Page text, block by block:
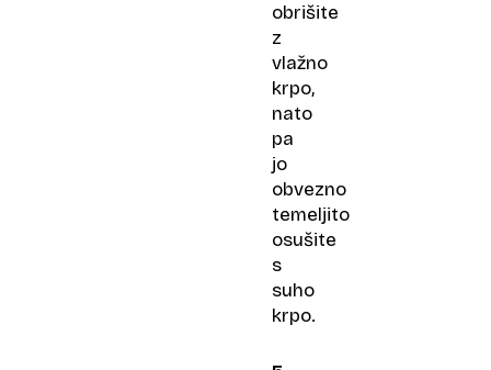
obrišite
z
vlažno
krpo,
nato
pa
jo
obvezno
temeljito
osušite
s
suho
krpo.